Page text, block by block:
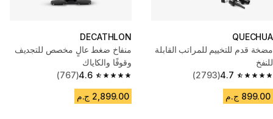
QUECHUA
مضخة قدم للتخييم للمراتب القابلة
للنفخ
4.7
4.7 out of 5 stars from 2793 reviews
(2793)
899.00 ج.م
DECATHLON
منفاخ ضغط عالٍ مخصص للتجديف
وقوفًا والكاياك
4.6
4.6 out of 5 stars from 767 reviews
(767)
2,899.00 ج.م